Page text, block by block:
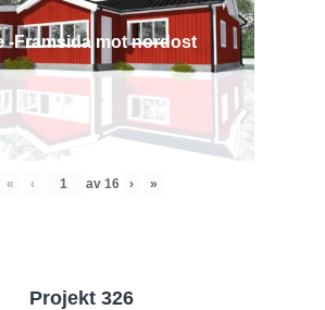
-Framsida mot nordost
« ‹ av 16 › »
Projekt 326